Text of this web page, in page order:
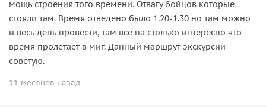
мощь строения того времени. Отвагу бойцов которые
стояли там. Время отведено было 1.20-1.30 но там можно
и весь день провести, там все на столько интересно что
время пролетает в миг. Данный маршрут экскурсии
советую.
11 месяцев назад